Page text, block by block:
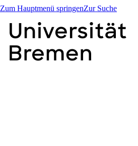
Zum Hauptmenü springenZur Suche